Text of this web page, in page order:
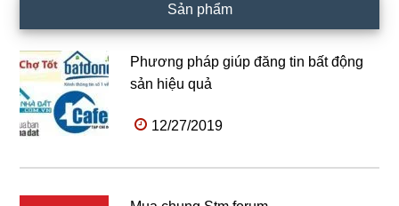
Sản phẩm
Phương pháp giúp đăng tin bất động
sản hiệu quả
12/27/2019